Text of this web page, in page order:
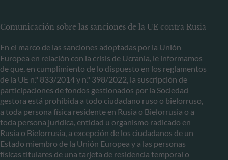
Comunicación sobre las sanciones de la UE contra Rusia
En el marco de las sanciones adoptadas por la Unión
Europea en relación con la crisis de Ucrania, le informamos
de que, en cumplimiento de lo dispuesto en los reglamentos
de la UE n.º 833/2014 y n.º 398/2022, la suscripción de
participaciones de fondos gestionados por la Sociedad
gestora está prohibida a todo ciudadano ruso o bielorruso,
a toda persona física residente en Rusia o Bielorrusia o a
toda persona jurídica, entidad u organismo radicado en
Rusia o Bielorrusia, a excepción de los ciudadanos de un
Estado miembro de la Unión Europea y a las personas
físicas titulares de una tarjeta de residencia temporal o